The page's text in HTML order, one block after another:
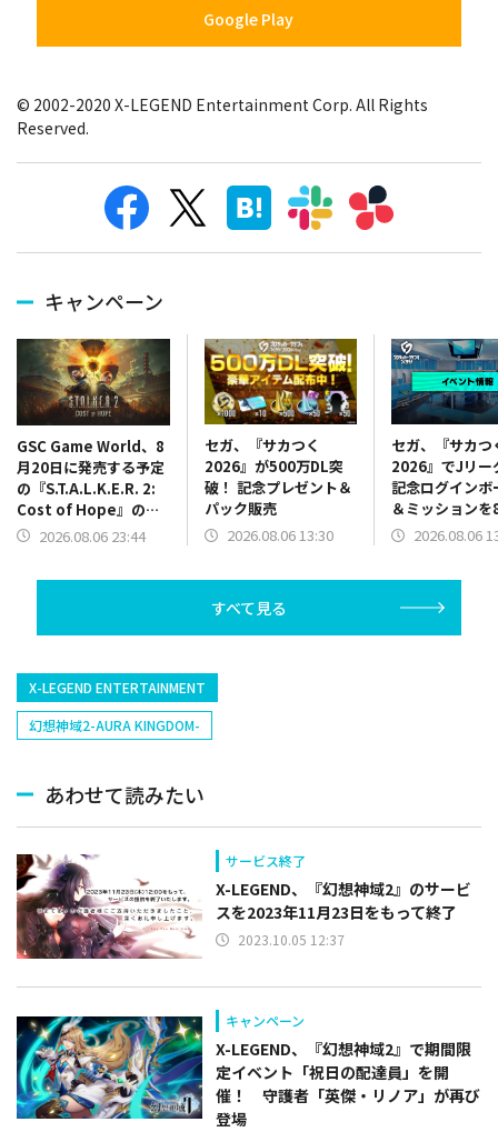
Google Play
© 2002-2020 X-LEGEND Entertainment Corp. All Rights
Reserved.
キャンペーン
GSC Game World、8
月20日に発売する予定
の『S.T.A.L.K.E.R. 2:
Cost of Hope』のロ
ケーションを紹介する
2026.08.06 23:44
セガ、『サカつく
2026』が500万DL突
破！ 記念プレゼント＆
パック販売
2026.08.06 13:30
セガ、『サカつ
2026』でJリー
記念ログインボ
＆ミッション
13時より開催
2026.08.06
すべて見る
X-LEGEND ENTERTAINMENT
幻想神域2-AURA KINGDOM-
あわせて読みたい
サービス終了
X-LEGEND、『幻想神域2』のサービ
スを2023年11月23日をもって終了
2023.10.05 12:37
キャンペーン
X-LEGEND、『幻想神域2』で期間限
定イベント「祝日の配達員」を開
催！ 守護者「英傑・リノア」が再び
登場